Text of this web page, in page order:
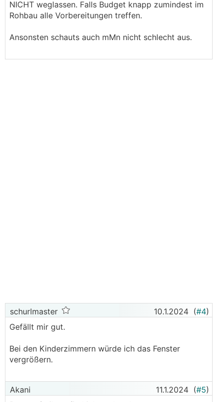
NICHT weglassen. Falls Budget knapp zumindest im
Rohbau alle Vorbereitungen treffen.
Ansonsten schauts auch mMn nicht schlecht aus.
schurlmaster 10.1.2024 (#4)
Gefällt mir gut.
Bei den Kinderzimmern würde ich das Fenster
vergrößern.
Akani 11.1.2024 (#5)